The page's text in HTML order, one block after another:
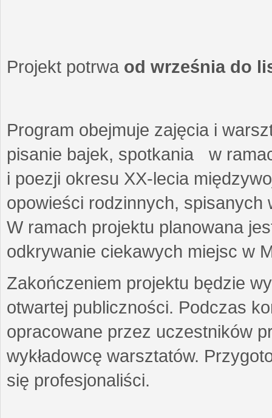
Projekt potrwa od września do
Program obejmuje zajęcia i
pisanie bajek, spotkania w
i poezji okresu XX-lecia
opowieści rodzinnych,
W ramach projektu planowana
odkrywanie ciekawych miejsc w
Zakończeniem projektu będzie
otwartej publiczności. Podczas
opracowane przez uczestników
wykładowcę warsztatów.
się profesjonaliści.